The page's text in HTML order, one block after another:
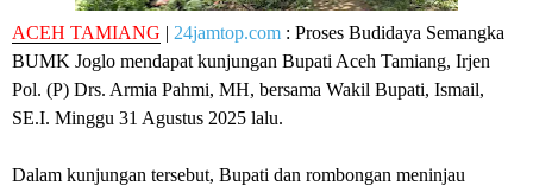
ACEH TAMIANG | 24jamtop.com : Proses Budidaya Semangka
BUMK Joglo mendapat kunjungan Bupati Aceh Tamiang, Irjen
Pol. (P) Drs. Armia Pahmi, MH, bersama Wakil Bupati, Ismail,
SE.I. Minggu 31 Agustus 2025 lalu.
Dalam kunjungan tersebut, Bupati dan rombongan meninjau